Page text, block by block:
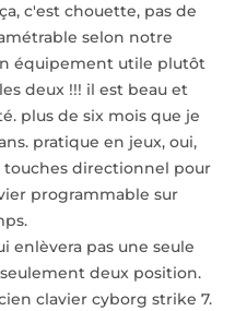
c'est chouette, pas de
selon notre
équipement utile plutôt
deux !!! il est beau et
plus de six mois que je
pratique en jeux, oui,
touches directionnel pour
programmable sur
enlèvera pas une seule
deux position.
clavier cyborg strike 7.